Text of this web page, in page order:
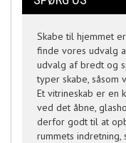
Skabe til hjemmet
finde vores udvalg
udvalg af bredt og
typer skabe, såsom
Et vitrineskab er en
ved det åbne,
derfor godt til at
rummets indretning,